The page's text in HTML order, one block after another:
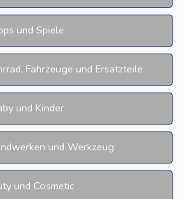
und Spiele
Fahrzeuge und Ersatzteile
und Kinder
und Werkzeug
und Cosmetic